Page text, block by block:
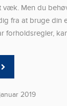
væk. Men du
fra at bruge din
forholdsregler,
2019